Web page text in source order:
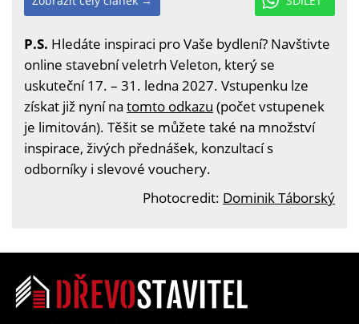
P.S. Hledáte inspiraci pro Vaše bydlení? Navštivte
online stavební veletrh Veleton, který se
uskuteční 17. – 31. ledna 2027. Vstupenku lze
získat již nyní na tomto odkazu (počet vstupenek
je limitován). Těšit se můžete také na množství
inspirace, živých přednášek, konzultací s
odborníky i slevové vouchery.
Photocredit: Dominik Táborský